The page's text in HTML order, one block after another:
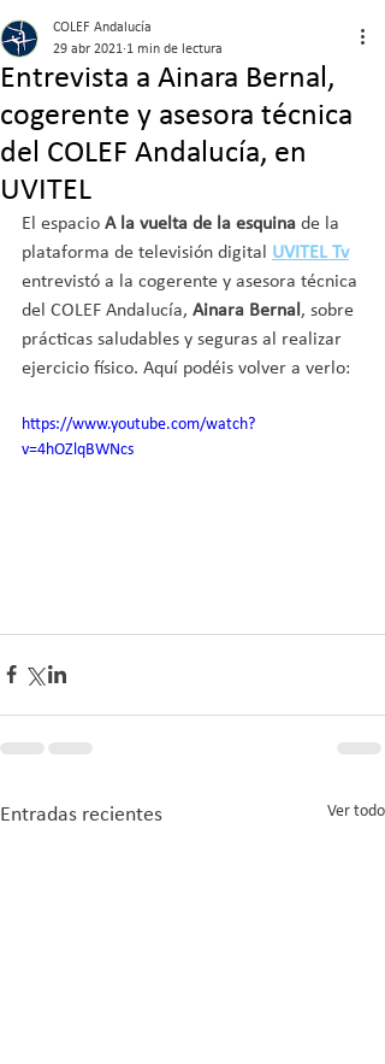
Entrevista a Ainara Bernal,
cogerente y asesora técnica
del COLEF Andalucía, en
UVITEL
COLEF Andalucía
29 abr 2021 1 min de lectura
El espacio A la vuelta de la esquina de la
plataforma de televisión digital UVITEL Tv
entrevistó a la cogerente y asesora técnica
del COLEF Andalucía, Ainara Bernal , sobre
prácticas saludables y seguras al realizar
ejercicio físico. Aquí podéis volver a verlo:
https://www.youtube.com/watch?
v=4hOZlqBWNcs
Entradas recientes Ver todo